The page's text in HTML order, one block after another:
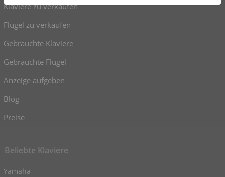
Klaviere zu verkaufen
Flügel zu verkaufen
Gebrauchte Klaviere
Gebrauchte Flügel
Anzeige aufgeben
Blog
Preise
Beliebte Klaviere
Yamaha